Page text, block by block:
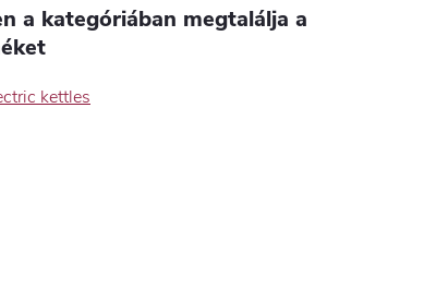
a kategóriában megtalálja a
kettles